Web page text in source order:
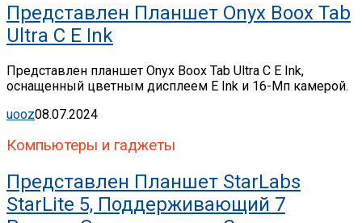
Представлен Планшет Onyx Boox Tab
Ultra C E Ink
Представлен планшет Onyx Boox Tab Ultra C E Ink,
оснащенный цветным дисплеем E Ink и 16-Мп камерой.
uooz08.07.2024
Компьютеры и гаджеты
Представлен Планшет StarLabs
StarLite 5, Поддерживающий 7